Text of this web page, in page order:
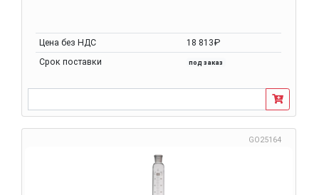
Цена без НДС
18 813₽
Срок поставки
под заказ
GO25164